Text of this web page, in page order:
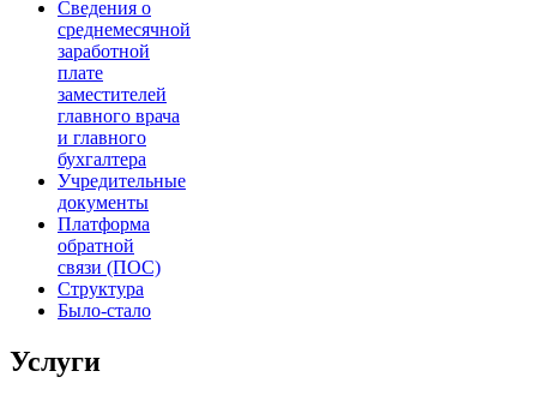
Сведения о
среднемесячной
заработной
плате
заместителей
главного врача
и главного
бухгалтера
Учредительные
документы
Платформа
обратной
связи (ПОС)
Структура
Было-стало
Услуги